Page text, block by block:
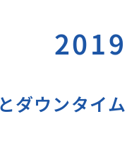
ダウンタイム